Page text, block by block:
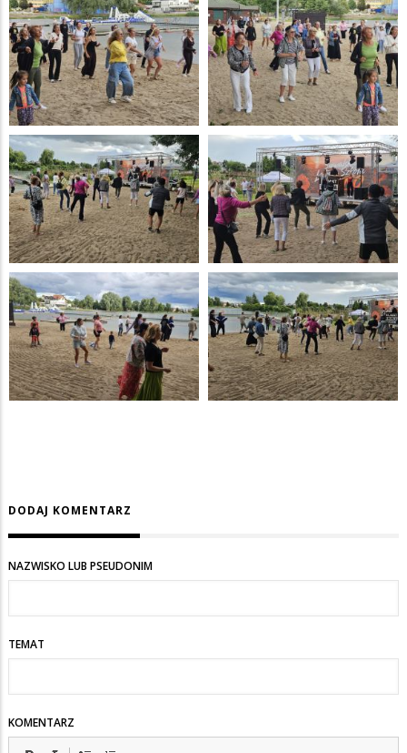
DODAJ KOMENTARZ
NAZWISKO LUB PSEUDONIM
TEMAT
KOMENTARZ